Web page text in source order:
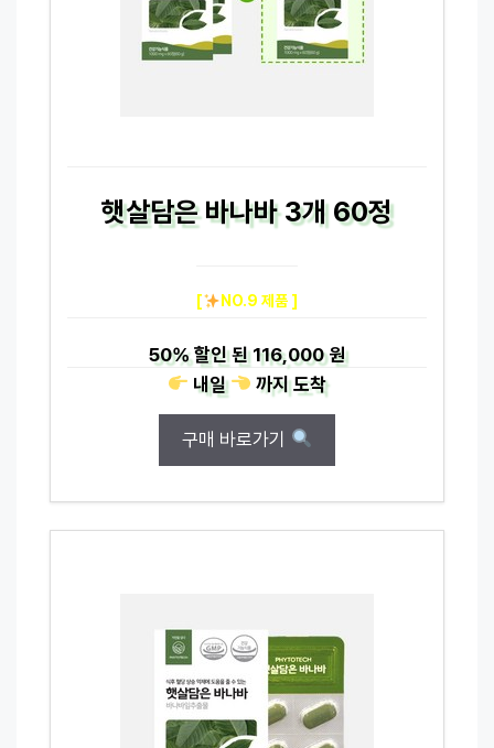
햇살담은 바나바 3개 60정
[ NO.9 제품 ]
50%할인 된116,000 원
내일
까지도착
구매 바로가기